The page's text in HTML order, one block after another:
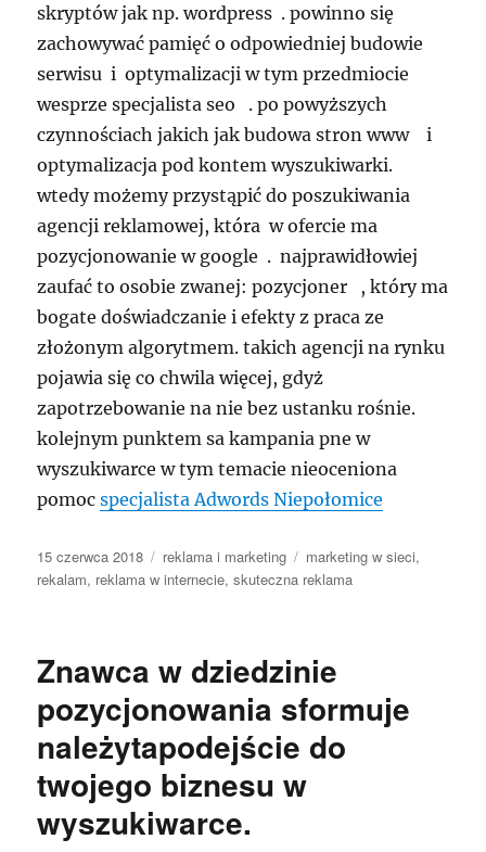
skryptów jak np. wordpress . powinno się
zachowywać pamięć o odpowiedniej budowie
serwisu i optymalizacji w tym przedmiocie
wesprze specjalista seo . po powyższych
czynnościach jakich jak budowa stron www i
optymalizacja pod kontem wyszukiwarki.
wtedy możemy przystąpić do poszukiwania
agencji reklamowej, która w ofercie ma
pozycjonowanie w google . najprawidłowiej
zaufać to osobie zwanej: pozycjoner , który ma
bogate doświadczanie i efekty z praca ze
złożonym algorytmem. takich agencji na rynku
pojawia się co chwila więcej, gdyż
zapotrzebowanie na nie bez ustanku rośnie.
kolejnym punktem sa kampania pne w
wyszukiwarce w tym temacie nieoceniona
pomocspecjalista Adwords Niepołomice
Data
publikacji
15 czerwca 2018 Kategorie
reklama i marketing Tagi
marketing w sieci,
rekalam, reklama w internecie,skuteczna reklama
Znawca w dziedzinie
pozycjonowania sformuje
należytapodejście do
twojego biznesu w
wyszukiwarce.